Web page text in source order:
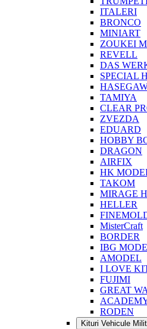
ITALERI
BRONCO
MINIART
ZOUKEI
REVELL
DAS
SPECIAL
TAMIYA
CLEAR
ZVEZDA
EDUARD
HOBBY
DRAGON
AIRFIX
HK
TAKOM
MIRAGE
HELLER
MisterCraft
BORDER
IBG
AMODEL
I LOVE
FUJIMI
GREAT
RODEN
Kituri Vehicule